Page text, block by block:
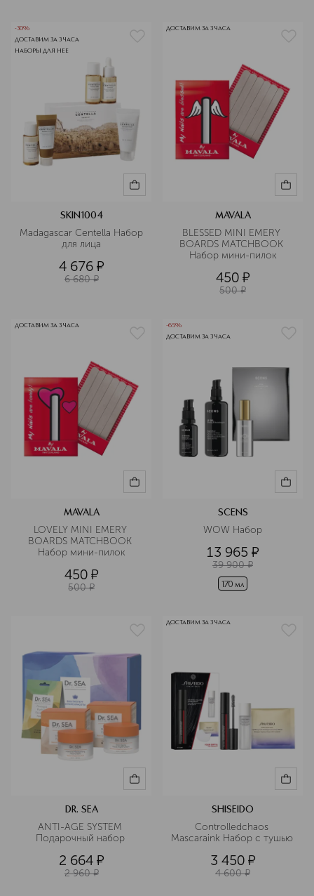
-30%
ДОСТАВИМ ЗА 3 ЧАСА
НАБОРЫ ДЛЯ НЕЕ
SKIN1004
Madagascar Centella Набор
для лица
4 676 ¤
6 680 ¤
ДОСТАВИМ ЗА 3 ЧАСА
MAVALA
BLESSED MINI EMERY
BOARDS MATCHBOOK
Набор мини-пилок
450 ¤
500 ¤
ДОСТАВИМ ЗА 3 ЧАСА
MAVALA
LOVELY MINI EMERY
BOARDS MATCHBOOK
Набор мини-пилок
450 ¤
500 ¤
-65%
ДОСТАВИМ ЗА 3 ЧАСА
SCENS
WOW Набор
13 965 ¤
39 900 ¤
170 мл
DR. SEA
ANTI-AGE SYSTEM
Подарочный набор
2 664 ¤
2 960 ¤
ДОСТАВИМ ЗА 3 ЧАСА
SHISEIDO
Controlledchaos
3 450 ¤
4 600 ¤